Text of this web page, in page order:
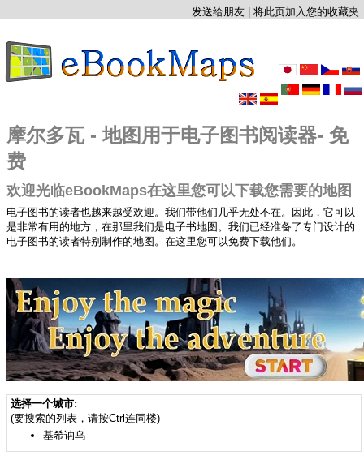
发送给朋友 将此页加入您的收藏夹
摩尔多瓦 - 地图用于电子图书阅读器- 免
费
欢迎光临eBookMaps在这里您可以下载您需要的地图
电子图书的读者也越来越受欢迎。我们带他们几乎无处不在。因此，它可以
是非常有用的地方，在那里我们是电子书地图。我们已经准备了专门设计的
电子图书的读者特别制作的地图。在这里您可以免费下载他们。
选择一个城市:
(要搜索的列表，请按Ctrl连同楼)
基希讷乌